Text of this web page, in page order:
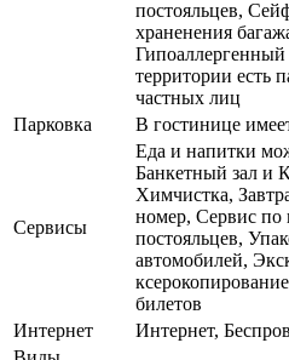
постояльцев,
храненения
территории есть
частных лиц
Парковка
В гостинице
Сервисы
Еда и напитки
Банкетный зал и
Химчистка,
номер, Сервис
постояльцев,
автомобилей,
билетов
Интернет
Интернет,